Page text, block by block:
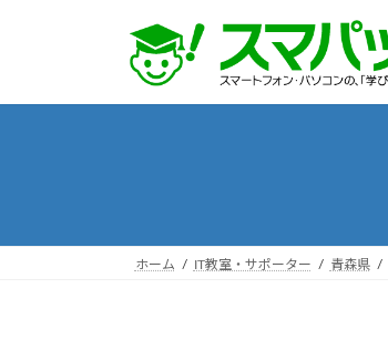
ホーム IT教室・サポーター 青森県